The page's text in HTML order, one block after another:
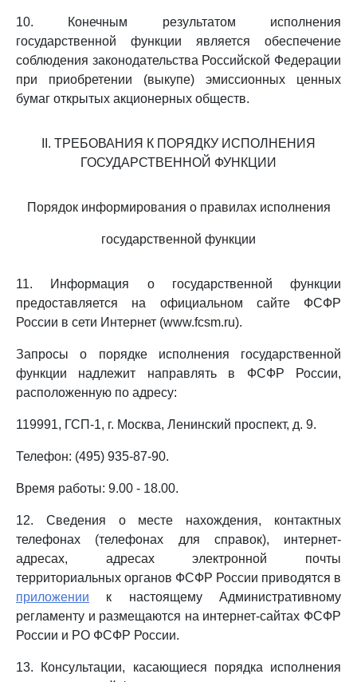
10. Конечным результатом исполнения
государственной функции является обеспечение
соблюдения законодательства Российской Федерации
при приобретении (выкупе) эмиссионных ценных
бумаг открытых акционерных обществ.
II. ТРЕБОВАНИЯ К ПОРЯДКУ ИСПОЛНЕНИЯ
ГОСУДАРСТВЕННОЙ ФУНКЦИИ
Порядок информирования о правилах исполнения
государственной функции
11. Информация о государственной функции
предоставляется на официальном сайте ФСФР
России в сети Интернет (www.fcsm.ru).
Запросы о порядке исполнения государственной
функции надлежит направлять в ФСФР России,
расположенную по адресу:
119991, ГСП-1, г. Москва, Ленинский проспект, д. 9.
Телефон: (495) 935-87-90.
Время работы: 9.00 - 18.00.
12. Сведения о месте нахождения, контактных
телефонах (телефонах для справок), интернет-
адресах, адресах электронной почты
территориальных органов ФСФР России приводятся в
приложении к настоящему Административному
регламенту и размещаются на интернет-сайтах ФСФР
России и РО ФСФР России.
13. Консультации, касающиеся порядка исполнения